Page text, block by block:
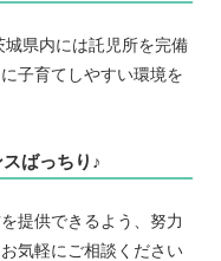
県内には託児所を完備
子育てしやすい環境を
ばっちり♪
提供できるよう、努力
気軽にご相談ください